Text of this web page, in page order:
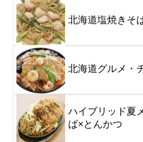
北海道塩焼きそ
北海道グルメ・
ハイブリッド夏
ば×とんかつ